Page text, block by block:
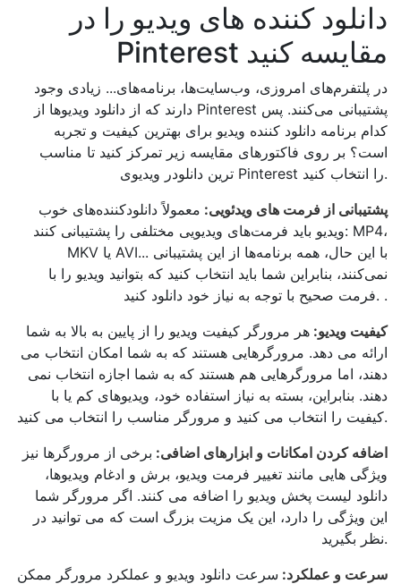
دانلود کننده های ویدیو را در
Pinterest مقایسه کنید
در پلتفرم‌های امروزی، وب‌سایت‌ها، برنامه‌های... زیادی وجود
دارند که از دانلود ویدیوها از Pinterest پشتیبانی می‌کنند. پس
کدام برنامه دانلود کننده ویدیو برای بهترین کیفیت و تجربه
است؟ بر روی فاکتورهای مقایسه زیر تمرکز کنید تا مناسب
ترین دانلودر ویدیوی Pinterest را انتخاب کنید.
پشتیبانی از فرمت های ویدئویی: معمولاً دانلودکننده‌های خوب
ویدیو باید فرمت‌های ویدیویی مختلفی را پشتیبانی کنند: MP4،
MKV یا AVI... با این حال، همه برنامه‌ها از این پشتیبانی
نمی‌کنند، بنابراین شما باید انتخاب کنید که بتوانید ویدیو را با
فرمت صحیح با توجه به نیاز خود دانلود کنید. .
کیفیت ویدیو: هر مرورگر کیفیت ویدیو را از پایین به بالا به شما
ارائه می دهد. مرورگرهایی هستند که به شما امکان انتخاب می
دهند، اما مرورگرهایی هم هستند که به شما اجازه انتخاب نمی
دهند. بنابراین، بسته به نیاز استفاده خود، ویدیوهای کم یا با
کیفیت را انتخاب می کنید و مرورگر مناسب را انتخاب می کنید.
اضافه کردن امکانات و ابزارهای اضافی: برخی از مرورگرها نیز
ویژگی هایی مانند تغییر فرمت ویدیو، برش و ادغام ویدیوها،
دانلود لیست پخش ویدیو را اضافه می کنند. اگر مرورگر شما
این ویژگی را دارد، این یک مزیت بزرگ است که می توانید در
نظر بگیرید.
سرعت و عملکرد: سرعت دانلود ویدیو و عملکرد مرورگر ممکن